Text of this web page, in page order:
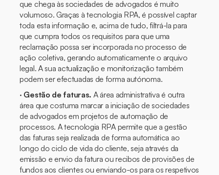
que chega às sociedades de advogados é muito
volumoso. Graças à tecnologia RPA, é possível captar
toda esta informação e, acima de tudo, filtrá-la para
que cumpra todos os requisitos para que uma
reclamação possa ser incorporada no processo de
ação coletiva, gerando automaticamente o arquivo
legal. A sua actualização e monitorização também
podem ser efectuadas de forma autónoma.
· Gestão de faturas. A área administrativa é outra
área que costuma marcar a iniciação de sociedades
de advogados em projetos de automação de
processos. A tecnologia RPA permite que a gestão
das faturas seja realizada de forma automática ao
longo do ciclo de vida do cliente, seja através da
emissão e envio da fatura ou recibos de provisões de
fundos aos clientes ou enviando-os para os respetivos